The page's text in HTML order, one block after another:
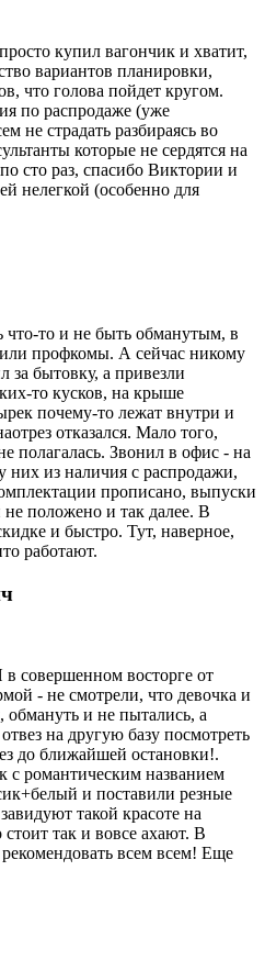
купил вагончик и хватит,
вариантов планировки,
что голова пойдет кругом.
по распродаже (уже
не страдать разбираясь во
которые не сердятся на
сто раз, спасибо Виктории и
нелегкой (особенно для
то и не быть обманутым, в
профкомы. А сейчас никому
за бытовку, а привезли
то кусков, на крыше
почему-то лежат внутри и
отказался. Мало того,
полагалась. Звонил в офис - на
них из наличия с распродажи,
прописано, выпуски
положено и так далее. В
и быстро. Тут, наверное,
работают.
совершенном восторге от
- не смотрели, что девочка и
обмануть и не пытались, а
на другую базу посмотреть
до ближайшей остановки!.
романтическим названием
и поставили резные
такой красоте на
так и вовсе ахают. В
всем всем! Еще